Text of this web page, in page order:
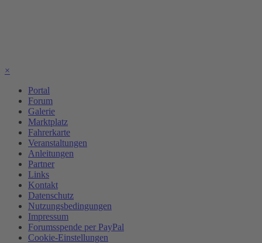
×
Portal
Forum
Galerie
Marktplatz
Fahrerkarte
Veranstaltungen
Anleitungen
Partner
Links
Kontakt
Datenschutz
Nutzungsbedingungen
Impressum
Forumsspende per PayPal
Cookie-Einstellungen